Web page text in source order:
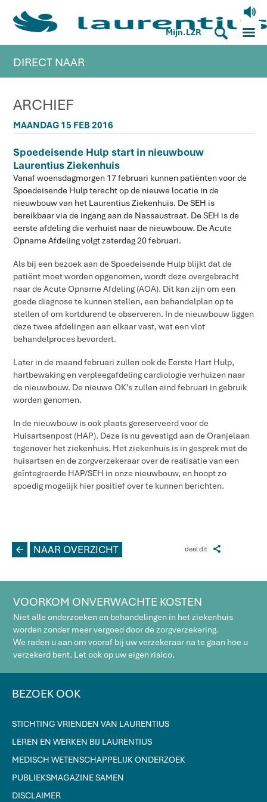
V
Mijn.LZR S M
DIRECT NAAR
ARCHIEF
MAANDAG 15 FEB 2016
Spoedeisende Hulp start in nieuwbouw
Laurentius Ziekenhuis
Vanaf woensdagmorgen 17 februari kunnen patiënten voor de
Spoedeisende Hulp terecht op de nieuwe locatie in de
nieuwbouw van het Laurentius Ziekenhuis. De SEH is
bereikbaar via de ingang aan de Nassaustraat. De SEH is de
eerste afdeling die verhuist naar de nieuwbouw. De Acute
Opname Afdeling volgt zaterdag 20 februari.
Als bij een bezoek aan de Spoedeisende Hulp blijkt dat de
patiënt moet worden opgenomen, wordt deze overgebracht
naar de Acute Opname Afdeling (AOA). Dit kan zijn om een
goede diagnose te kunnen stellen, een behandelplan op te
stellen of om kortdurend te observeren. In de nieuwbouw liggen
deze twee afdelingen aan elkaar vast, wat een vlot
behandelproces bevordert.
Later in de maand februari zullen ook de Eerste Hart Hulp,
hartbewaking en verpleegafdeling cardiologie verhuizen naar
de nieuwbouw. De nieuwe OK’s zullen eind februari in gebruik
worden genomen.
In de nieuwbouw is ook plaats gereserveerd voor de
Huisartsenpost (HAP). Deze is nu gevestigd aan de Oranjelaan
tegenover het ziekenhuis. Het ziekenhuis is in gesprek met de
huisartsen en de zorgverzekeraar over de realisatie van een
geïntegreerde HAP/SEH in onze nieuwbouw, en hoopt zo
spoedig mogelijk hier positief over te kunnen berichten.
deel dit Z
L NAAR OVERZICHT
VOORKOM ONVERWACHTE KOSTEN
Niet alle onderzoeken en behandelingen in het ziekenhuis
worden zonder meer vergoed door de zorgverzekering.
We raden u aan om vooraf bij uw verzekeraar na te gaan hoe u
verzekerd bent. Let ook op uw eigen risico.
BEZOEK OOK
STICHTING VRIENDEN VAN LAURENTIUS
LEREN EN WERKEN BIJ LAURENTIUS
MEDISCH WETENSCHAPPELIJK ONDERZOEK
PUBLIEKSMAGAZINE SAMEN
DISCLAIMER